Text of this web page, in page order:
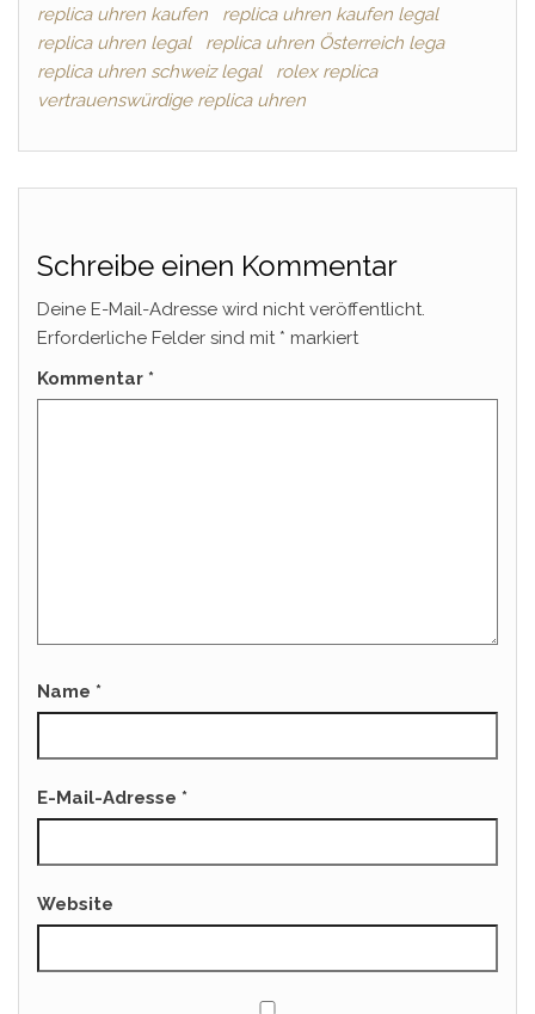
replica uhren kaufen
replica uhren kaufen legal
replica uhren legal
replica uhren Österreich lega
replica uhren schweiz legal
rolex replica
vertrauenswürdige replica uhren
Schreibe einen Kommentar
Deine E-Mail-Adresse wird nicht veröffentlicht.
Erforderliche Felder sind mit * markiert
Kommentar *
Name *
E-Mail-Adresse *
Website